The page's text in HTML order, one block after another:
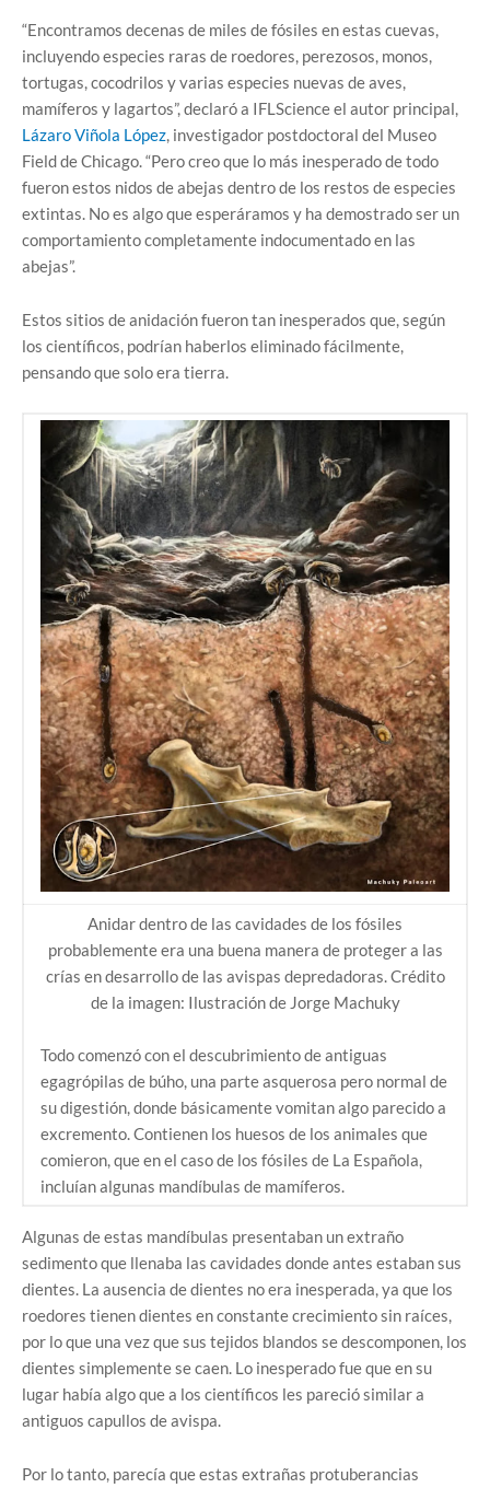
“Encontramos decenas de miles de fósiles en estas cuevas,
incluyendo especies raras de roedores, perezosos, monos,
tortugas, cocodrilos y varias especies nuevas de aves,
mamíferos y lagartos”, declaró a IFLScience el autor principal,
Lázaro Viñola López, investigador postdoctoral del Museo
Field de Chicago. “Pero creo que lo más inesperado de todo
fueron estos nidos de abejas dentro de los restos de especies
extintas. No es algo que esperáramos y ha demostrado ser un
comportamiento completamente indocumentado en las
abejas”.
Estos sitios de anidación fueron tan inesperados que, según
los científicos, podrían haberlos eliminado fácilmente,
pensando que solo era tierra.
Anidar dentro de las cavidades de los fósiles
probablemente era una buena manera de proteger a las
crías en desarrollo de las avispas depredadoras. Crédito
de la imagen: Ilustración de Jorge Machuky
Todo comenzó con el descubrimiento de antiguas
egagrópilas de búho, una parte asquerosa pero normal de
su digestión, donde básicamente vomitan algo parecido a
excremento. Contienen los huesos de los animales que
comieron, que en el caso de los fósiles de La Española,
incluían algunas mandíbulas de mamíferos.
Algunas de estas mandíbulas presentaban un extraño
sedimento que llenaba las cavidades donde antes estaban sus
dientes. La ausencia de dientes no era inesperada, ya que los
roedores tienen dientes en constante crecimiento sin raíces,
por lo que una vez que sus tejidos blandos se descomponen, los
dientes simplemente se caen. Lo inesperado fue que en su
lugar había algo que a los científicos les pareció similar a
antiguos capullos de avispa.
Por lo tanto, parecía que estas extrañas protuberancias